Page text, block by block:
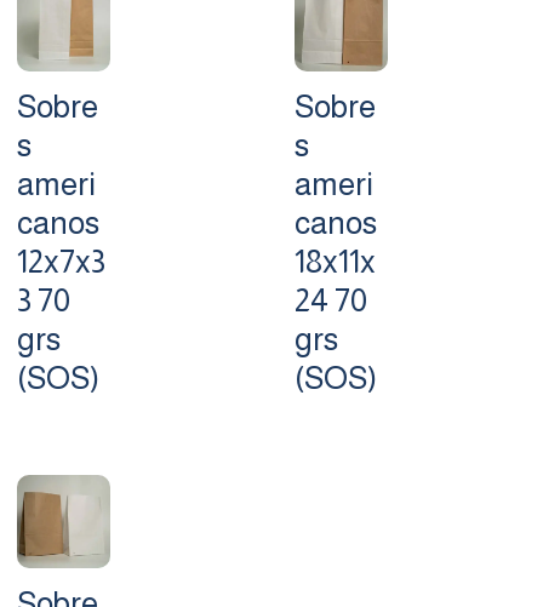
Sobre
s
ameri
canos
12x7x3
3 70
grs
(SOS)
Sobre
s
ameri
canos
18x11x
24 70
grs
(SOS)